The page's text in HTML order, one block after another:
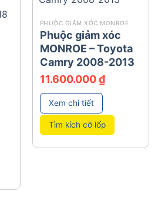
PHUỘC GIẢM XÓC MONROE
Phuộc giảm xóc
MONROE – Toyota
Camry 2008-2013
11.600.000₫
Xem chi tiết
Tìm kích cỡ lốp